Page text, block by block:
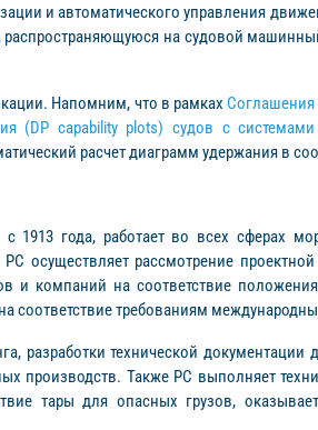
и автоматического управления
на судовой
Напомним, что в рамках Соглашения
(DP capability plots) судов с
расчет диаграмм удержания в
с 1913 года, работает во всех сферах
осуществляет рассмотрение
и компаний на соответствие
соответствие требованиям
разработки технической
производств. Также РС выполняет
тары для опасных грузов,